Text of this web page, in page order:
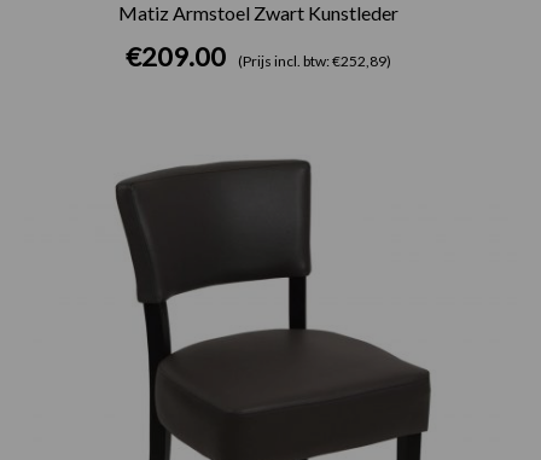
Matiz Armstoel Zwart Kunstleder
€209.00 (Prijs incl. btw: €252,89)